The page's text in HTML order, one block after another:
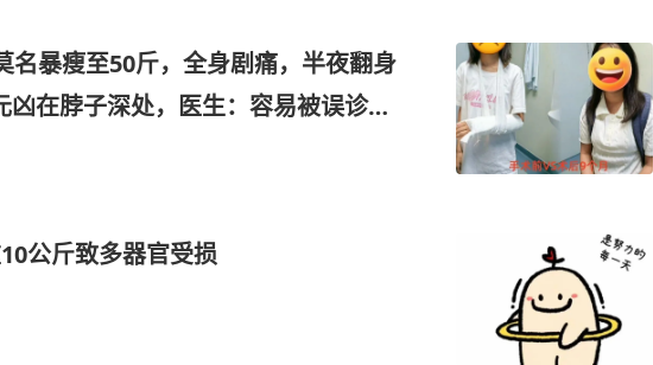
名暴瘦至50斤，全身剧痛，半夜翻身
凶在脖子深处，医生：容易被误诊，
公斤致多器官受损